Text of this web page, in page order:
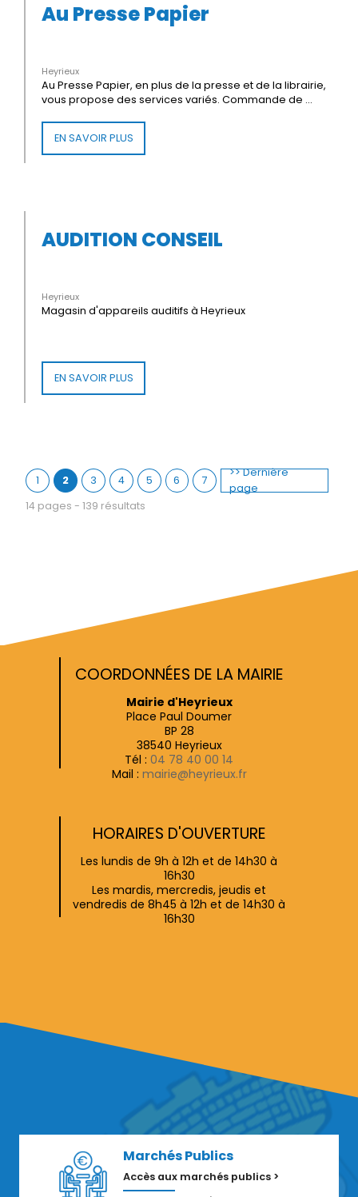
Au Presse Papier
Heyrieux
Au Presse Papier, en plus de la presse et de la librairie,
vous propose des services variés. Commande de ...
EN SAVOIR PLUS
AUDITION CONSEIL
Heyrieux
Magasin d'appareils auditifs à Heyrieux
EN SAVOIR PLUS
1 2 3 4 5 6 7
>> Dernière
page
14 pages - 139 résultats
COORDONNÉES DE LA MAIRIE
Mairie d'Heyrieux
Place Paul Doumer
BP 28
38540 Heyrieux
Tél : 04 78 40 00 14
Mail : mairie@heyrieux.fr
HORAIRES D'OUVERTURE
Les lundis de 9h à 12h et de 14h30 à
16h30
Les mardis, mercredis, jeudis et
vendredis de 8h45 à 12h et de 14h30 à
16h30
Marchés Publics
Accès aux marchés publics >